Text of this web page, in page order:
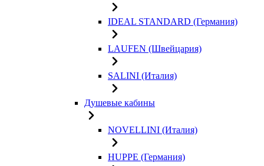
IDEAL STANDARD (Германия)
LAUFEN (Швейцария)
SALINI (Италия)
Душевые кабины
NOVELLINI (Италия)
HUPPE (Германия)